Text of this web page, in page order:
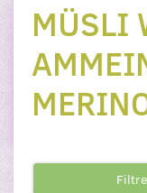
MÜSLI
Filtre